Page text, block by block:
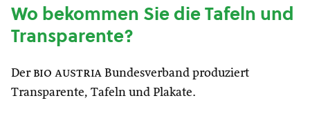
Wo bekommen Sie die Tafeln und
Transparente?
Der bio austria Bundesverband produziert
Transparente, Tafeln und Plakate.